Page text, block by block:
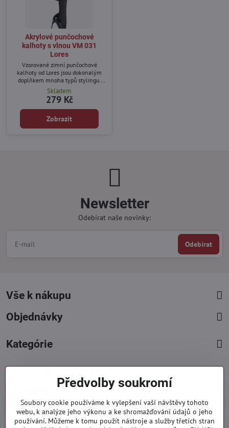
Akrylové punčochové
kalhoty s vlnou VM 031
Lores
Vzorované zimní punčochové
kalhoty od Lores jsou dokonalým
doplňkem mnoha typů stylingu.
Budou se hodit k elegantním šatům,
vlněnému kabátu a dlouhým
botám, a ve sportovní verzi – k
šortkám, péřové bundě a
turistickým botám.
Skladem
279 Kč
Zobrazit
Newsletter
Odebírat naše novinky:
Odebírat
Vše k nákupu
Objednávky
Kategórie
+421 919 060 751
Pondělí - Pátek : 09:00 - 15:00 hod.
Předvolby soukromí
Soubory cookie používáme k vylepšení vaší návštěvy tohoto
webu, k analýze jeho výkonu a ke shromažďování údajů o jeho
používání. Můžeme k tomu použít nástroje a služby třetích stran